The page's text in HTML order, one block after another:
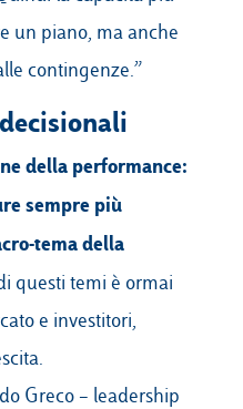
un piano, ma anche
contingenze.”
della performance:
sempre più
tema della
questi temi è ormai
e investitori,
Greco – leadership